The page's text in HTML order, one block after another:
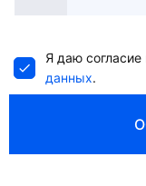
Я даю согласие
данных.